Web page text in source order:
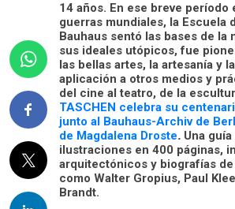
14 años. En ese breve período
guerras mundiales, la Escuela
Bauhaus sentó las bases de la
sus ideales utópicos, fue
las bellas artes, la artesanía y
aplicación a otros medios y
del cine al teatro, de la
TASCHEN celebra su
junto al Bauhaus-Archiv de
de Magdalena Droste. Una
ilustraciones en 400 páginas,
arquitectónicos y biografías
como Walter Gropius, Paul
Brandt.